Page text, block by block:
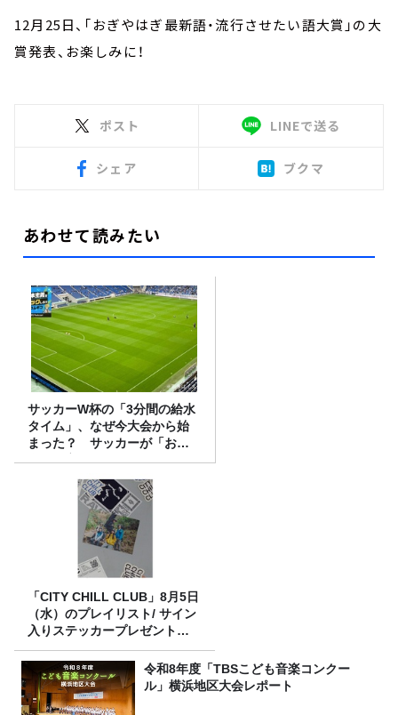
12月25日、「おぎやはぎ最新語・流行させたい語大賞」の大
賞発表、お楽しみに！
ポスト LINEで送る
シェア ブクマ
あわせて読みたい
サッカーW杯の「3分間の給水
タイム」、なぜ今大会から始
まった？ サッカーが「お
金」に変わる仕組み
「CITY CHILL CLUB」8月5日
（水）のプレイリスト/ サイン
入りステッカープレゼント有
り
令和8年度「TBSこども音楽コンクー
ル」横浜地区大会レポート